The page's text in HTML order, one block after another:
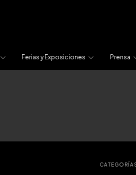
Ferias y Exposiciones Prensa